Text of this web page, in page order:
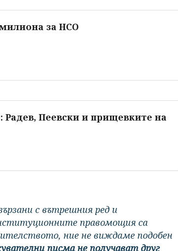
за НСО
Радев, Пеевски и прищевките на
с вътрешния ред и
правомощия са
ние не виждаме подобен
писма не получават друг